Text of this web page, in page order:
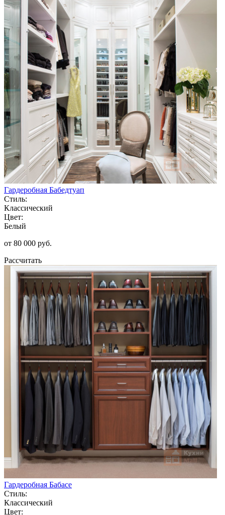
Гардеробная Бабедтуап
Стиль:
Классический
Цвет:
Белый
от 80 000 руб.
Рассчитать
Гардеробная Бабасе
Стиль:
Классический
Цвет: